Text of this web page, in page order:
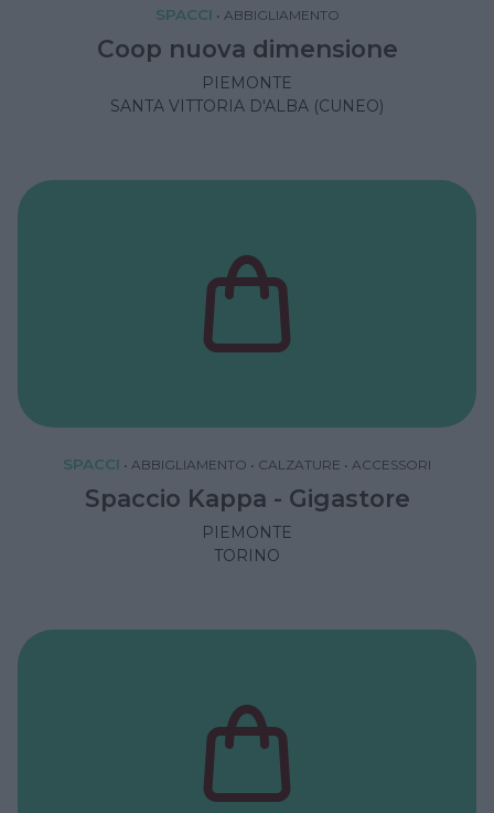
SPACCI • ABBIGLIAMENTO
Coop nuova dimensione
PIEMONTE
SANTA VITTORIA D'ALBA (CUNEO)
SPACCI • ABBIGLIAMENTO • CALZATURE • ACCESSORI
Spaccio Kappa - Gigastore
PIEMONTE
TORINO